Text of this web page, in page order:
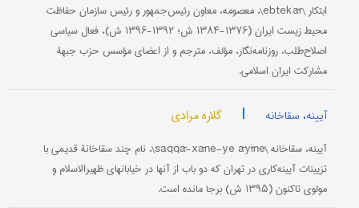
ابتکار \ebtekār\، معصومه، معاون رئیس‌جمهور و رئیس سازمان حفاظت
محیط زیست ایران (۱۳۷۶-۱۳۸۴ ش؛ ۱۳۹۲-۱۳۹۶ ش)، فعال سیاسی
اصلاح‌طلب، روزنامه‌نگار، مؤلف، مترجم و از اعضای مؤسس حزب جبهۀ
مشارکت ایران اسلامی.
آیینه، سقاخانه | گلاره مرادی
آیینه، سقاخانه \saqqā-xāne-ye āyīne\، نام چند سقاخانۀ قدیمی با
تزیینات آیینه‌کاری در تهران که دو باب از آنها در خیابانهای ظهیرالاسلام و
مولوی تاکنون (۱۳۹۵ ش) برجا مانده‌ است.